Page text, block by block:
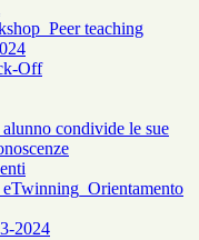
teaching
Off
condivide le sue
2024